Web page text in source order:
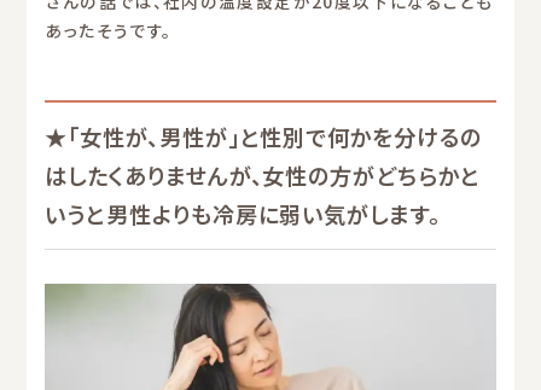
あったそうです。
★「女性が、男性が」と性別で何かを分けるの
はしたくありませんが、女性の方がどちらかと
いうと男性よりも冷房に弱い気がします。